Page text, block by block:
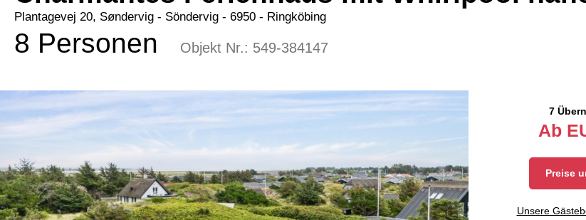
Plantagevej 20, Søndervig - Söndervig - 6950 - Ringköbing
8 Personen Objekt Nr.: 549-384147
7
Ab
Preise
Unsere